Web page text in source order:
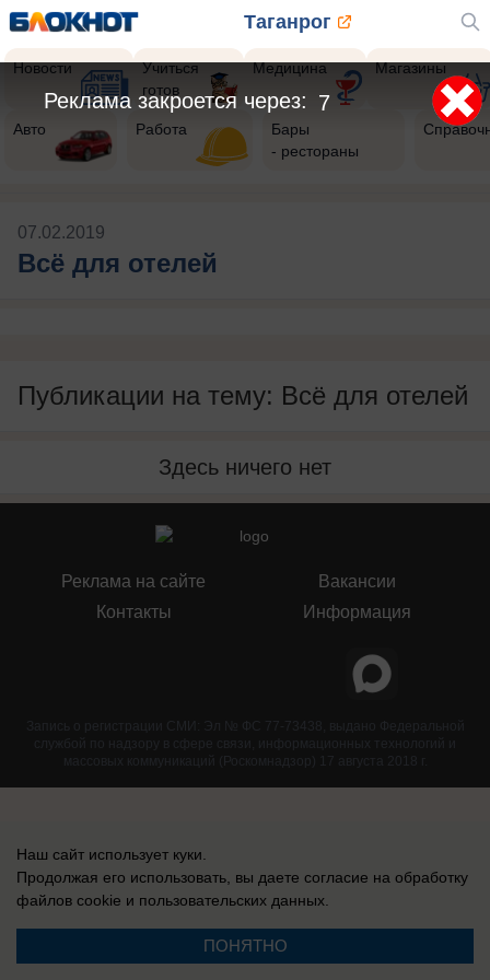
Таганрог
Новости
Учиться
готов
Медицина Магазины
Авто Работа
Бары
- рестораны
07.02.2019
Всё для отелей
Публикации на тему: Всё для отелей
Здесь ничего нет
Реклама на сайте
Контакты
Вакансии
Информация
Запись о регистрации СМИ: Эл № ФС 77-73438, выдано Федеральной
службой по надзору в сфере связи, информационных технологий и
массовых коммуникаций (Роскомнадзор) 17 августа 2018 г.
Наш сайт использует куки.
Продолжая его использовать, вы даете согласие на обработку
файлов cookie и пользовательских данных.
ПОНЯТНО
7
Реклама закроется через: